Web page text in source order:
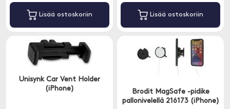
Lisää ostoskoriin Lisää ostoskoriin
Unisynk Car Vent Holder
(iPhone)
Brodit MagSafe -pidike
pallonivelellä 216173 (iPhone)